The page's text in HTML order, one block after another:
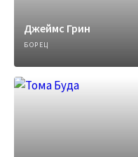
Джеймс Грин
БОРЕЦ